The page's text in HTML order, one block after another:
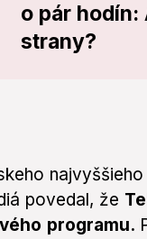
o pár
strany?
povedal, že
programu.